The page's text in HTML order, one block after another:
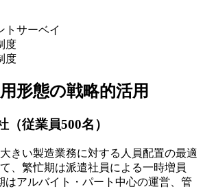
トサーベイ
度
度
形態の戦略的活用
（従業員500名）
きい製造業務に対する人員配置の最適
、繁忙期は派遣社員による一時増員
はアルバイト・パート中心の運営、管